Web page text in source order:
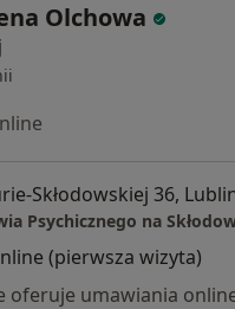
Olchowa
Skłodowskiej 36,
Psychicznego na
(pierwsza wizyta)